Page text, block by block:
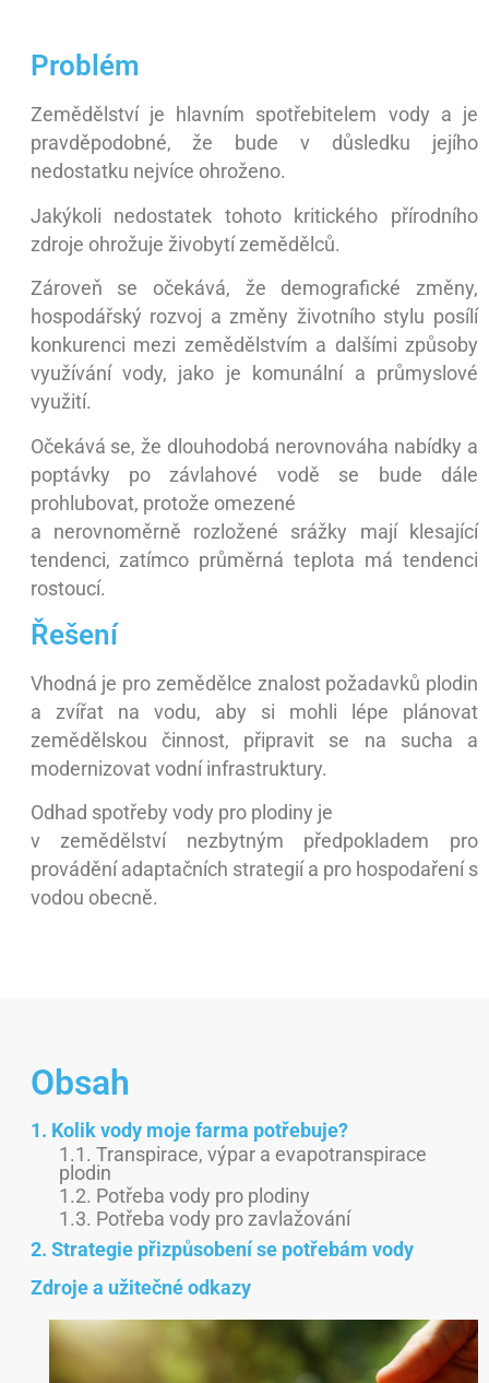
Problém
Zemědělství je hlavním spotřebitelem vody a je
pravděpodobné, že bude v důsledku jejího
nedostatku nejvíce ohroženo.
Jakýkoli nedostatek tohoto kritického přírodního
zdroje ohrožuje živobytí zemědělců.
Zároveň se očekává, že demografické změny,
hospodářský rozvoj a změny životního stylu posílí
konkurenci mezi zemědělstvím a dalšími způsoby
využívání vody, jako je komunální a průmyslové
využití.
Očekává se, že dlouhodobá nerovnováha nabídky a
poptávky po závlahové vodě se bude dále
prohlubovat, protože omezené
a nerovnoměrně rozložené srážky mají klesající
tendenci, zatímco průměrná teplota má tendenci
rostoucí.
Řešení
Vhodná je pro zemědělce znalost požadavků plodin
a zvířat na vodu, aby si mohli lépe plánovat
zemědělskou činnost, připravit se na sucha a
modernizovat vodní infrastruktury.
Odhad spotřeby vody pro plodiny je
v zemědělství nezbytným předpokladem pro
provádění adaptačních strategií a pro hospodaření s
vodou obecně.
Obsah
1. Kolik vody moje farma potřebuje?
1.1. Transpirace, výpar a evapotranspirace
plodin
1.2. Potřeba vody pro plodiny
1.3. Potřeba vody pro zavlažování
2. Strategie přizpůsobení se potřebám vody
Zdroje a užitečné odkazy